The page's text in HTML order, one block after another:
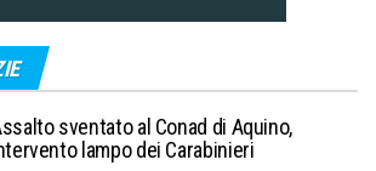
sventato al Conad di Aquino,
lampo dei Carabinieri